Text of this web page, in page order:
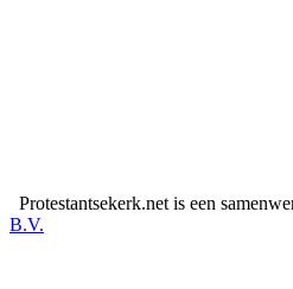
Protestantsekerk.net is een
B.V.